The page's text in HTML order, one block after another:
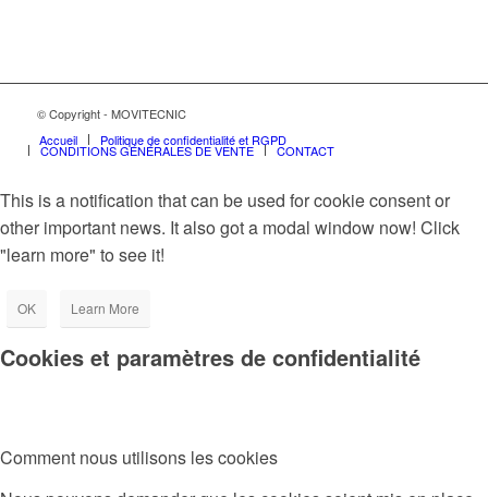
© Copyright - MOVITECNIC
Accueil
Politique de confidentialité et RGPD
CONDITIONS GÉNÉRALES DE VENTE CONTACT
This is a notification that can be used for cookie consent or
other important news. It also got a modal window now! Click
"learn more" to see it!
OK Learn More
Cookies et paramètres de confidentialité
Comment nous utilisons les cookies